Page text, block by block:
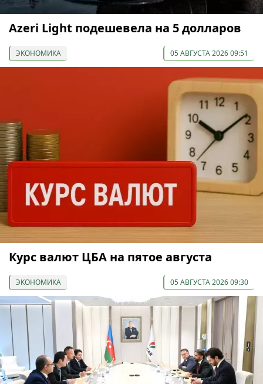
Azeri Light подешевела на 5 долларов
ЭКОНОМИКА 05 АВГУСТА 2026 09:51
Курс валют ЦБА на пятое августа
ЭКОНОМИКА 05 АВГУСТА 2026 09:30